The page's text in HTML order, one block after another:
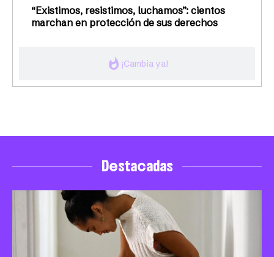
whatshot ¡Cambia ya!
“Existimos, resistimos, luchamos”: cientos
marchan en protección de sus derechos
Destacadas